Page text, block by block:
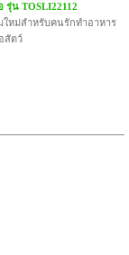
รุ่น TOSLI22112
ใหม่สำหรับคนรักทำอาหาร
สัตว์